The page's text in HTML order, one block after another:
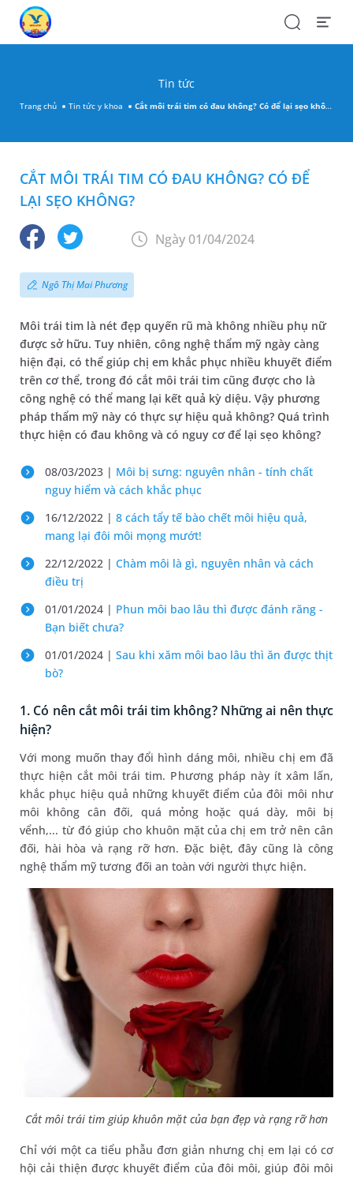
SearchOpen
Tin tức
Trang chủ Tin tức y khoa Cắt môi trái tim có đau không? Có để lại sẹo không?
CẮT MÔI TRÁI TIM CÓ ĐAU KHÔNG? CÓ ĐỂ
LẠI SẸO KHÔNG?
Ngày 01/04/2024
Ngô Thị Mai Phương
Môi trái tim là nét đẹp quyến rũ mà không nhiều phụ nữ
được sở hữu. Tuy nhiên, công nghệ thẩm mỹ ngày càng
hiện đại, có thể giúp chị em khắc phục nhiều khuyết điểm
trên cơ thể, trong đó cắt môi trái tim cũng được cho là
công nghệ có thể mang lại kết quả kỳ diệu. Vậy phương
pháp thẩm mỹ này có thực sự hiệu quả không? Quá trình
thực hiện có đau không và có nguy cơ để lại sẹo không?
08/03/2023 | Môi bị sưng: nguyên nhân - tính chất
nguy hiểm và cách khắc phục
16/12/2022 | 8 cách tẩy tế bào chết môi hiệu quả,
mang lại đôi môi mọng mướt!
22/12/2022 | Chàm môi là gì, nguyên nhân và cách
điều trị
01/01/2024 | Phun môi bao lâu thì được đánh răng -
Bạn biết chưa?
01/01/2024 | Sau khi xăm môi bao lâu thì ăn được thịt
bò?
1. Có nên cắt môi trái tim không? Những ai nên thực
hiện?
Với mong muốn thay đổi hình dáng môi, nhiều chị em đã
thực hiện cắt môi trái tim. Phương pháp này ít xâm lấn,
khắc phục hiệu quả những khuyết điểm của đôi môi như
môi không cân đối, quá mỏng hoặc quá dày, môi bị
vểnh,... từ đó giúp cho khuôn mặt của chị em trở nên cân
đối, hài hòa và rạng rỡ hơn. Đặc biệt, đây cũng là công
nghệ thẩm mỹ tương đối an toàn với người thực hiện.
Cắt môi trái tim giúp khuôn mặt của bạn đẹp và rạng rỡ hơn
Chỉ với một ca tiểu phẫu đơn giản nhưng chị em lại có cơ
hội cải thiện được khuyết điểm của đôi môi, giúp đôi môi